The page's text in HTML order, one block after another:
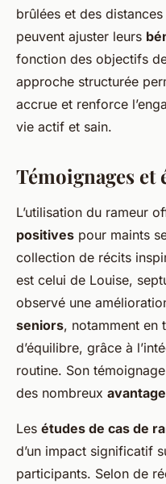
brûlées et des
peuvent ajuster leurs
fonction des objectifs
approche structurée
accrue et renforce
vie actif et sain.
Témoignages et
L’utilisation du rameur
positives pour maints
collection de récits
est celui de Louise,
observé une
seniors, notamment en
d’équilibre, grâce à
routine. Son
des nombreux
Les études de cas de
d’un impact significatif
participants. Selon de